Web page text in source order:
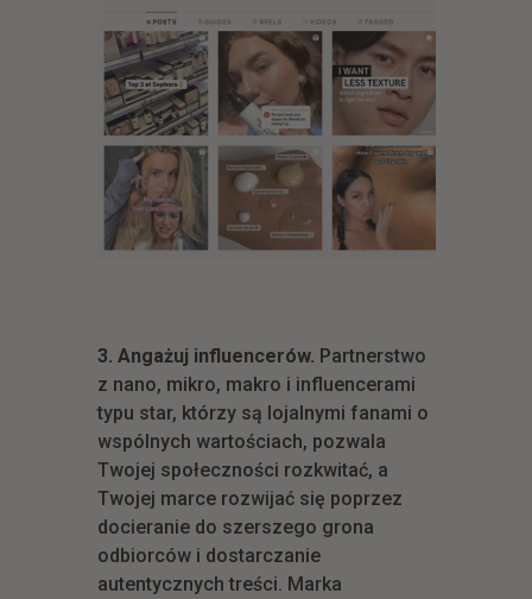
3. Angażuj influencerów. Partnerstwo
z nano, mikro, makro i influencerami
typu star, którzy są lojalnymi fanami o
wspólnych wartościach, pozwala
Twojej społeczności rozkwitać, a
Twojej marce rozwijać się poprzez
docieranie do szerszego grona
odbiorców i dostarczanie
autentycznych treści. Marka